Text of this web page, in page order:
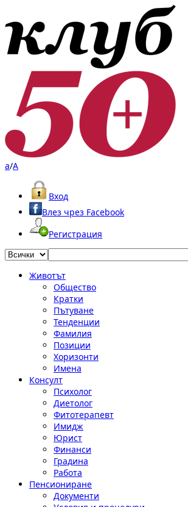
a/A
Вход
Влез чрез Facebook
Регистрация
Животът
Общество
Кратки
Пътуване
Тенденции
Фамилия
Позиции
Хоризонти
Имена
Консулт
Психолог
Диетолог
Фитотерапевт
Имидж
Юрист
Финанси
Градина
Работа
Пенсиониране
Документи